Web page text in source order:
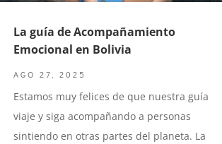
La guía de Acompañamiento
Emocional en Bolivia
AGO 27, 2025
Estamos muy felices de que nuestra guía
viaje y siga acompañando a personas
sintiendo en otras partes del planeta. La